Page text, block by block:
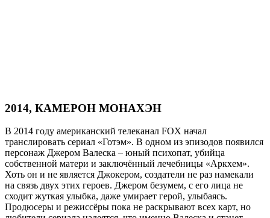
2014, КАМЕРОН МОНАХЭН
В 2014 году американский телеканал FOX начал
транслировать сериал «Готэм». В одном из эпизодов появился
персонаж Джером Валеска – юный психопат, убийца
собственной матери и заключённый лечебницы «Аркхем».
Хоть он и не является Джокером, создатели не раз намекали
на связь двух этих героев. Джером безумем, с его лица не
сходит жуткая улыбка, даже умирает герой, улыбаясь.
Продюсеры и режиссёры пока не раскрывают всех карт, но